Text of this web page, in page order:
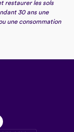
restaurer les sols
30 ans une
une consommation